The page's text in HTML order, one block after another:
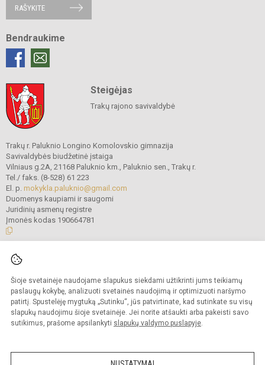
Šioje svetainėje naudojame slapukus siekdami užtikrinti jums teikiamų
paslaugų kokybę, analizuoti svetainės naudojimą ir optimizuoti naršymo
patirtį. Spustelėję mygtuką „Sutinku“, jūs patvirtinate, kad sutinkate su visų
slapukų naudojimu šioje svetainėje. Jei norite atšaukti arba pakeisti savo
sutikimus, prašome apsilankyti slapukų valdymo puslapyje.
RAŠYKITE
Bendraukime
Steigėjas
Trakų rajono savivaldybė
Trakų r. Paluknio Longino Komolovskio gimnazija
Savivaldybės biudžetinė įstaiga
Vilniaus g.2A, 21168 Paluknio km., Paluknio sen., Trakų r.
Tel./ faks. (8-528) 61 223
El. p. mokykla.paluknio@gmail.com
Duomenys kaupiami ir saugomi
Juridinių asmenų registre
Įmonės kodas 190664781
© 2021. Trakų r. Paluknio Longino Komolovskio gimnazija. Visos teisės
Kopijuoti turinį be raštiško gimnazijos administracijos sutikimo griežtai
draudžiama.
Prieinamumo paraiška Slapukų valdymas
Sumanus būdas atnaujinti